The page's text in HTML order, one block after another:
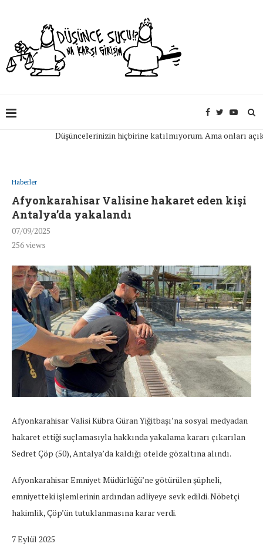
Düşüncelerinizin hiçbirine katılmıyorum. Ama onları açıkça
Haberler
Afyonkarahisar Valisine hakaret eden kişi
Antalya’da yakalandı
07/09/2025
256views
Afyonkarahisar Valisi Kübra Güran Yiğitbaşı’na sosyal medyadan
hakaret ettiği suçlamasıyla hakkında yakalama kararı çıkarılan
Sedret Çöp (50), Antalya’da kaldığı otelde gözaltına alındı.
Afyonkarahisar Emniyet Müdürlüğü’ne götürülen şüpheli,
emniyetteki işlemlerinin ardından adliyeye sevk edildi. Nöbetçi
hakimlik, Çöp’ün tutuklanmasına karar verdi.
7 Eylül 2025